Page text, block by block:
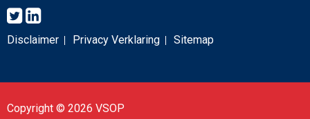
Disclaimer Privacy Verklaring Sitemap
Copyright © 2026 VSOP